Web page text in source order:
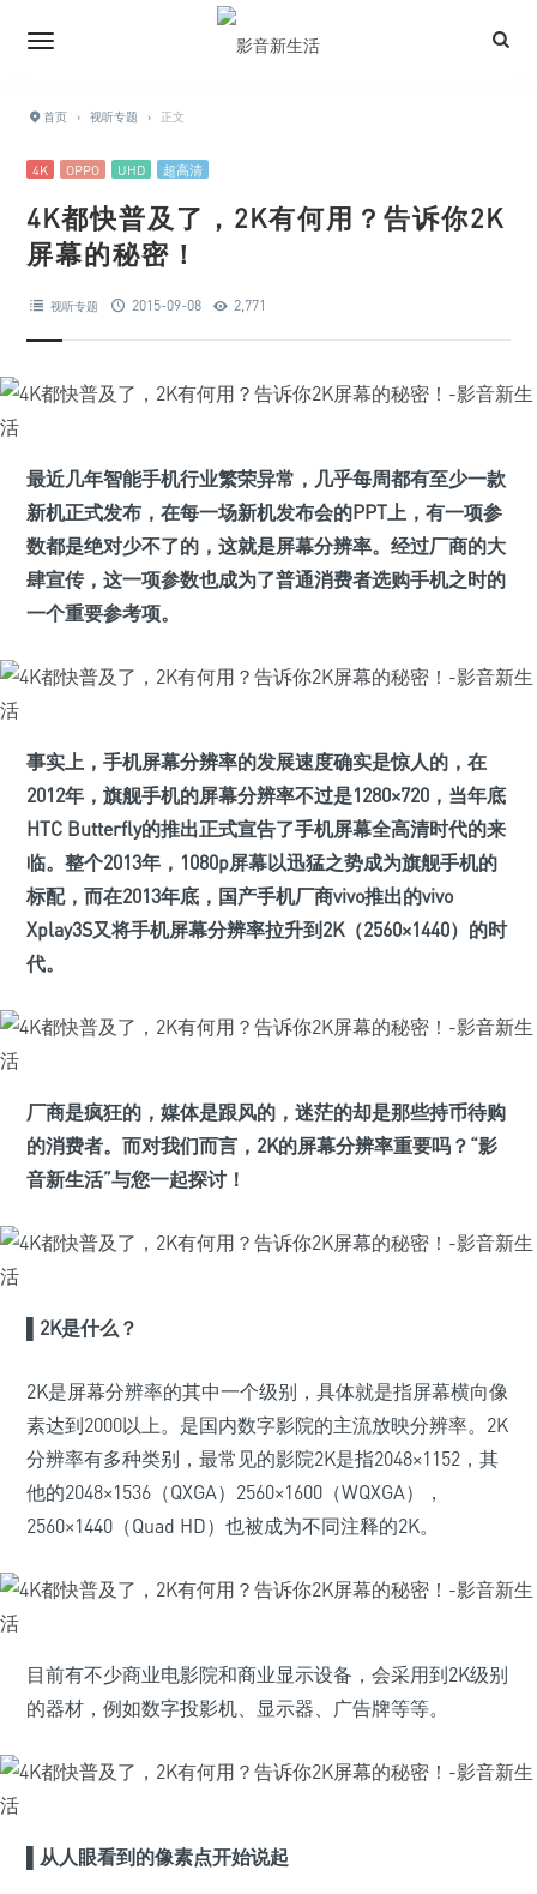
首页 › 视听专题 › 正文
4K OPPO UHD 超高清
4K都快普及了，2K有何用？告诉你2K
屏幕的秘密！
视听专题 2015-09-08 2,771
最近几年智能手机行业繁荣异常，几乎每周都有至少一款
新机正式发布，在每一场新机发布会的PPT上，有一项参
数都是绝对少不了的，这就是屏幕分辨率。经过厂商的大
肆宣传，这一项参数也成为了普通消费者选购手机之时的
一个重要参考项。
事实上，手机屏幕分辨率的发展速度确实是惊人的，在
2012年，旗舰手机的屏幕分辨率不过是1280×720，当年底
HTC Butterfly的推出正式宣告了手机屏幕全高清时代的来
临。整个2013年，1080p屏幕以迅猛之势成为旗舰手机的
标配，而在2013年底，国产手机厂商vivo推出的vivo
Xplay3S又将手机屏幕分辨率拉升到2K（2560×1440）的时
代。
厂商是疯狂的，媒体是跟风的，迷茫的却是那些持币待购
的消费者。而对我们而言，2K的屏幕分辨率重要吗？“影
音新生活”与您一起探讨！
▌2K是什么？
2K是屏幕分辨率的其中一个级别，具体就是指屏幕横向像
素达到2000以上。是国内数字影院的主流放映分辨率。2K
分辨率有多种类别，最常见的影院2K是指2048×1152，其
他的2048×1536（QXGA）2560×1600（WQXGA），
2560×1440（Quad HD）也被成为不同注释的2K。
目前有不少商业电影院和商业显示设备，会采用到2K级别
的器材，例如数字投影机、显示器、广告牌等等。
▌从人眼看到的像素点开始说起